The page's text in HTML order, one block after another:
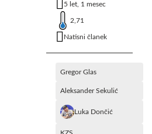
5 let, 1 mesec
2,71
Natisni članek
Gregor Glas
Aleksander Sekulić
Luka Dončić